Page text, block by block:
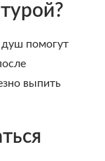
душ помогут
выпить